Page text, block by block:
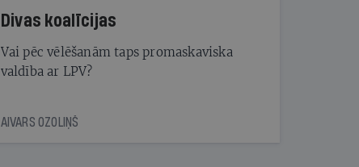
Divas koalīcijas
Vai pēc vēlēšanām taps promaskaviska
valdība ar LPV?
AIVARS OZOLIŅŠ